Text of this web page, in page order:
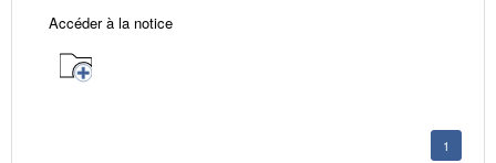
Accéder à la notice
1